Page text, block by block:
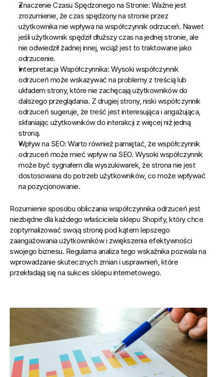
Znaczenie Czasu Spędzonego na Stronie: Ważne jest
zrozumienie, że czas spędzony na stronie przez
użytkownika nie wpływa na współczynnik odrzuceń. Nawet
jeśli użytkownik spędził dłuższy czas na jednej stronie, ale
nie odwiedził żadnej innej, wciąż jest to traktowane jako
odrzucenie.
Interpretacja Współczynnika: Wysoki współczynnik
odrzuceń może wskazywać na problemy z treścią lub
układem strony, które nie zachęcają użytkowników do
dalszego przeglądania. Z drugiej strony, niski współczynnik
odrzuceń sugeruje, że treść jest interesująca i angażująca,
skłaniając użytkowników do interakcji z więcej niż jedną
stroną.
Wpływ na SEO: Warto również pamiętać, że współczynnik
odrzuceń może mieć wpływ na SEO. Wysoki współczynnik
może być sygnałem dla wyszukiwarek, że strona nie jest
dostosowana do potrzeb użytkowników, co może wpływać
na pozycjonowanie.
Rozumienie sposobu obliczania współczynnika odrzuceń jest
niezbędne dla każdego właściciela sklepu Shopify, który chce
zoptymalizować swoją stronę pod kątem lepszego
zaangażowania użytkowników i zwiększenia efektywności
swojego biznesu. Regularna analiza tego wskaźnika pozwala na
wprowadzanie skutecznych zmian i usprawnień, które
przekładają się na sukces sklepu internetowego.